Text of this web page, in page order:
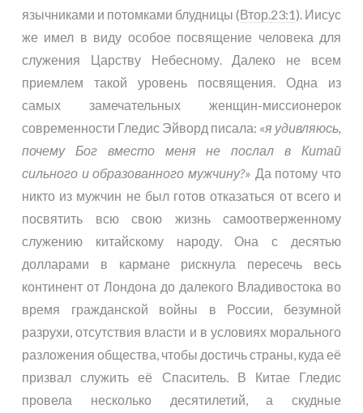
язычниками и потомками блудницы (Втор.23:1 ). Иисус
же имел в виду особое посвящение человека для
служения Царству Небесному. Далеко не всем
приемлем такой уровень посвящения. Одна из
самых замечательных женщин-миссионерок
современности Гледис Эйворд писала: «я удивляюсь,
почему Бог вместо меня не послал в Китай
сильного и образованного мужчину?» Да потому что
никто из мужчин не был готов отказаться от всего и
посвятить всю свою жизнь самоотверженному
служению китайскому народу. Она с десятью
долларами в кармане рискнула пересечь весь
континент от Лондона до далекого Владивостока во
время гражданской войны в России, безумной
разрухи, отсутствия власти и в условиях морального
разложения общества, чтобы достичь страны, куда её
призвал служить её Спаситель. В Китае Гледис
провела несколько десятилетий, а скудные